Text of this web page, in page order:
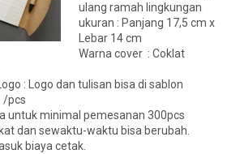
ulang ramah lingkungan
ukuran : Panjang 17,5 cm x
Lebar 14 cm
Warna cover : Coklat
: Logo dan tulisan bisa di sablon
/pcs
untuk minimal pemesanan 300pcs
dan sewaktu-waktu bisa berubah.
biaya cetak.